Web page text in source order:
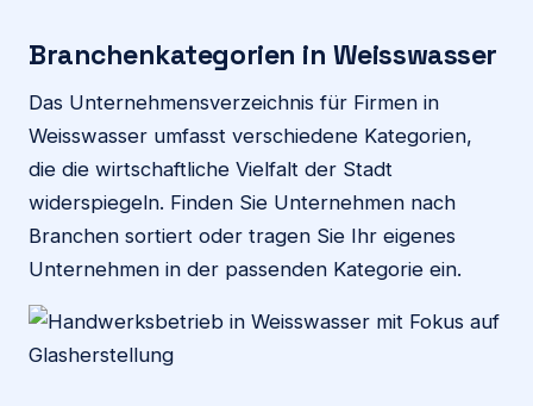
Branchenkategorien in Weisswasser
Das Unternehmensverzeichnis für Firmen in
Weisswasser umfasst verschiedene Kategorien,
die die wirtschaftliche Vielfalt der Stadt
widerspiegeln. Finden Sie Unternehmen nach
Branchen sortiert oder tragen Sie Ihr eigenes
Unternehmen in der passenden Kategorie ein.